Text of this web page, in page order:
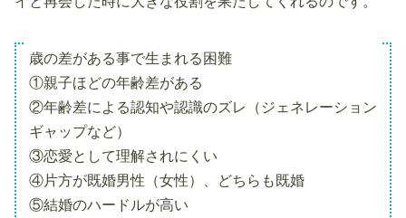
歳の差がある事で生まれる困難
①親子ほどの年齢差がある
②年齢差による認知や認識のズレ（ジェネレーション
ギャップなど）
③恋愛として理解されにくい
④片方が既婚男性（女性）、どちらも既婚
⑤結婚のハードルが高い